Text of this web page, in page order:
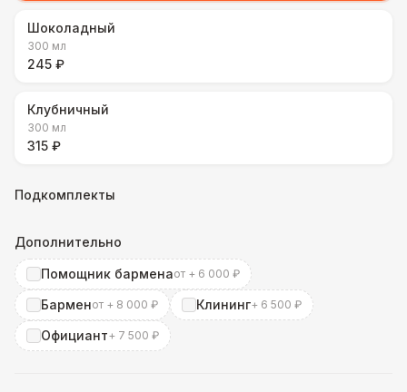
Шоколадный
300 мл
245 ₽
Клубничный
300 мл
315 ₽
Подкомплекты
Дополнительно
Помощник барменаот + 6 000 ₽
Барменот + 8 000 ₽ Клининг+ 6 500 ₽
Официант+ 7 500 ₽